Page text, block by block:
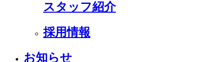
スタッフ紹介
採用情報
お知らせ